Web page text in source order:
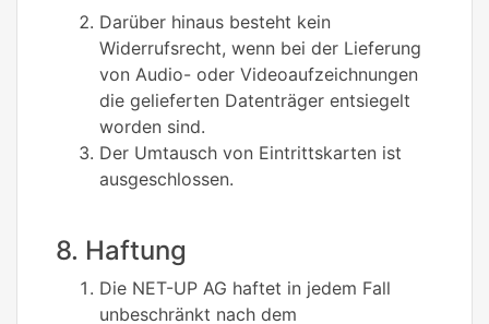
Darüber hinaus besteht kein
Widerrufsrecht, wenn bei der Lieferung
von Audio- oder Videoaufzeichnungen
die gelieferten Datenträger entsiegelt
worden sind.
Der Umtausch von Eintrittskarten ist
ausgeschlossen.
8. Haftung
Die NET-UP AG haftet in jedem Fall
unbeschränkt nach dem